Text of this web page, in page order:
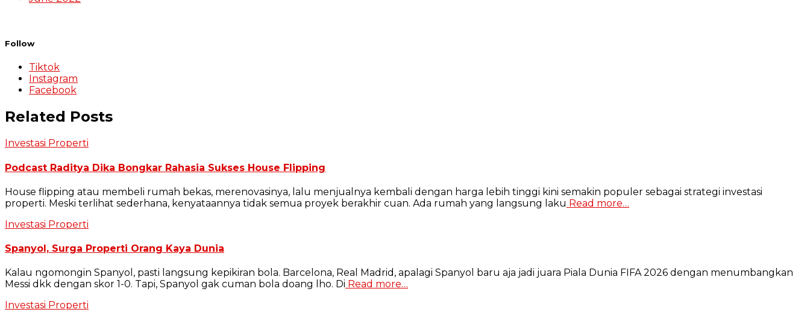
Follow
Tiktok
Instagram
Facebook
Related Posts
Investasi Properti
Podcast Raditya Dika Bongkar Rahasia Sukses House Flipping
House flipping atau membeli rumah bekas, merenovasinya, lalu menjualnya kembali dengan harga lebih tinggi kini semakin populer sebagai strategi investasi
properti. Meski terlihat sederhana, kenyataannya tidak semua proyek berakhir cuan. Ada rumah yang langsung laku Read more…
Investasi Properti
Spanyol, Surga Properti Orang Kaya Dunia
Kalau ngomongin Spanyol, pasti langsung kepikiran bola. Barcelona, Real Madrid, apalagi Spanyol baru aja jadi juara Piala Dunia FIFA 2026 dengan menumbangkan
Messi dkk dengan skor 1-0. Tapi, Spanyol gak cuman bola doang lho. Di Read more…
Investasi Properti